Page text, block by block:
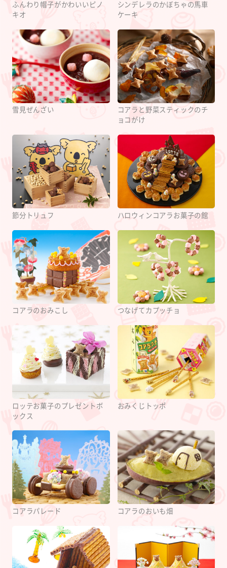
ふんわり帽子がかわいいピノ
キオ
シンデレラのかぼちゃの馬車
ケーキ
雪見ぜんざい
コアラと野菜スティックのチ
ョコがけ
節分トリュフ ハロウィンコアラお菓子の館
コアラのおみこし つなげてカプッチョ
ロッテお菓子のプレゼントボ
ックス
おみくじトッポ
コアラパレード コアラのおいも畑